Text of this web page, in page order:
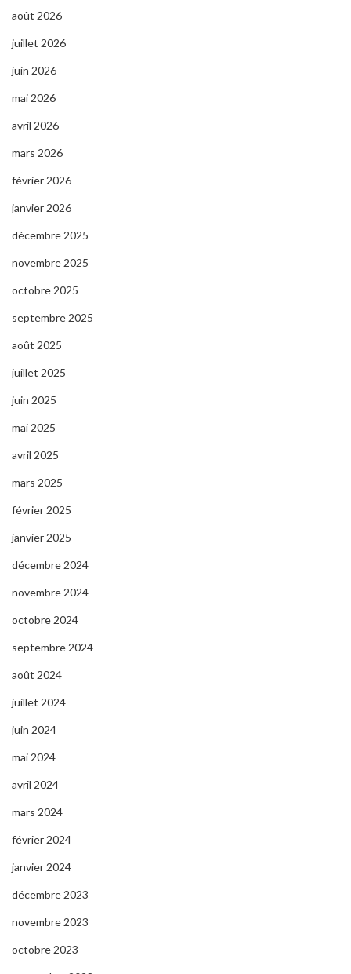
août 2026
juillet 2026
juin 2026
mai 2026
avril 2026
mars 2026
février 2026
janvier 2026
décembre 2025
novembre 2025
octobre 2025
septembre 2025
août 2025
juillet 2025
juin 2025
mai 2025
avril 2025
mars 2025
février 2025
janvier 2025
décembre 2024
novembre 2024
octobre 2024
septembre 2024
août 2024
juillet 2024
juin 2024
mai 2024
avril 2024
mars 2024
février 2024
janvier 2024
décembre 2023
novembre 2023
octobre 2023